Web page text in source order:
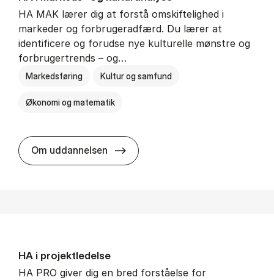
HA MAK lærer dig at forstå omskiftelighed i
markeder og forbrugeradfærd. Du lærer at
identificere og forudse nye kulturelle mønstre og
forbrugertrends – og…
Markedsføring Kultur og samfund
Økonomi og matematik
Om uddannelsen HA i mar­keds- og kul­tu­r­a­na­ly­se
HA i pro­jekt­le­del­se
HA PRO giver dig en bred forståelse for